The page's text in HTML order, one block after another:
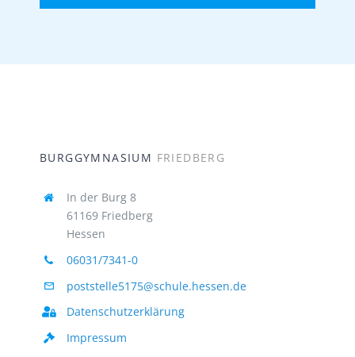
BURGGYMNASIUM FRIEDBERG
In der Burg 8
61169 Friedberg
Hessen
06031/7341-0
poststelle5175@schule.hessen.de
Datenschutzerklärung
Impressum